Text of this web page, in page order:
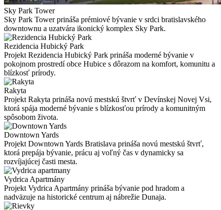
Sky Park Tower
Sky Park Tower prináša prémiové bývanie v srdci bratislavského
downtownu a uzatvára ikonický komplex Sky Park.
Rezidencia Hubický Park
Projekt Rezidencia Hubický Park prináša moderné bývanie v
pokojnom prostredí obce Hubice s dôrazom na komfort, komunitu a
blízkosť prírody.
Rakyta
Projekt Rakyta prináša novú mestskú štvrť v Devínskej Novej Vsi,
ktorá spája moderné bývanie s blízkosťou prírody a komunitným
spôsobom života.
Downtown Yards
Projekt Downtown Yards Bratislava prináša novú mestskú štvrť,
ktorá prepája bývanie, prácu aj voľný čas v dynamicky sa
rozvíjajúcej časti mesta.
Vydrica Apartmány
Projekt Vydrica Apartmány prináša bývanie pod hradom a
nadväzuje na historické centrum aj nábrežie Dunaja.